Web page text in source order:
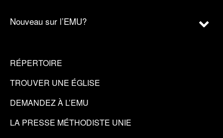
Nouveau sur l’EMU?
RÉPERTOIRE
TROUVER UNE ÉGLISE
DEMANDEZ À L’EMU
LA PRESSE MÉTHODISTE UNIE